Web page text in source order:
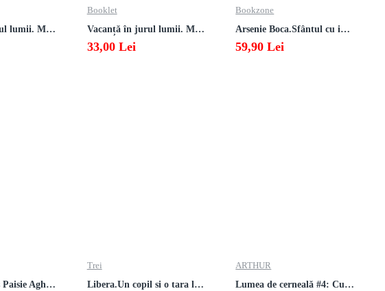
Vacanță în jurul lumii. Matematică clasa a VI-a – EDIȚIA 2026
Booklet
Vacanță în jurul lumii. Matematică clasa a V-a – EDIȚIA 2026
33,00 Lei
Bookzone
Arsenie Boca.Sfântul cu inima cat cerul
59,90 Lei
Sfantul Cuvios Paisie Aghioritul
Trei
Libera.Un copil si o tara la sfarsitul istoriei.Lea Ypi
ARTHUR
Lumea de cerneală #4: Culoarea răzbunării